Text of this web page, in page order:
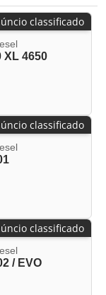
XL 4650
classificado
classificado
/ EVO
classificado